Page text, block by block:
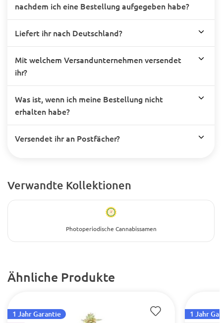
nachdem ich eine Bestellung aufgegeben habe?
Liefert ihr nach Deutschland?
Mit welchem Versandunternehmen versendet
ihr?
Was ist, wenn ich meine Bestellung nicht
erhalten habe?
Versendet ihr an Postfächer?
Verwandte Kollektionen
Photoperiodische Cannabissamen
Ähnliche Produkte
1 Jahr Garantie
1 Jahr